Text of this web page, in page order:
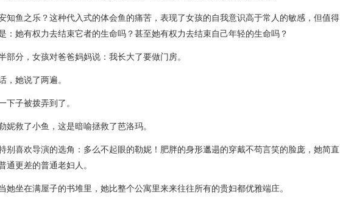
知鱼之乐？这种代入式的体会鱼的痛苦，表现了女孩的自我意识高于常人的敏感，但值得
：她有权力去结束它者的生命吗？甚至她有权力去结束自己年轻的生命吗？
部分，女孩对爸爸妈妈说：我长大了要做门房。
，她说了两遍。
下子被拨弄到了。
妮救了小鱼，这是暗喻拯救了芭洛玛。
别喜欢导演的选角：多么不起眼的勒妮！肥胖的身形邋遢的穿戴不苟言笑的脸庞，她简直
通更差的普通老妇人。
她坐在满屋子的书堆里，她比整个公寓里来来往往所有的贵妇都优雅端庄。